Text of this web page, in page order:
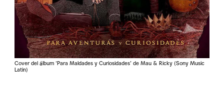
Cover del álbum ‘Para Maldades y Curiosidades’ de Mau & Ricky (Sony Music
Latin)